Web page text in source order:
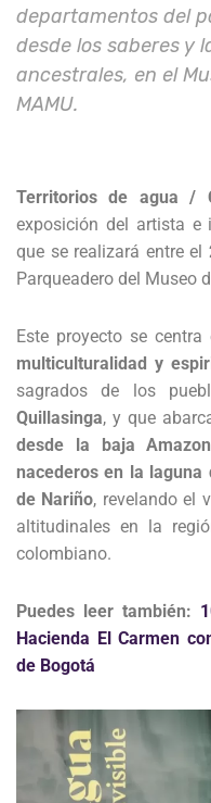
departamentos del
desde los saberes y
ancestrales, en el
MAMU.
Territorios de agua /
exposición del artista e
que se realizará entre el
Parqueadero del Museo
Este proyecto se
multiculturalidad y
sagrados de los
Quillasinga, y que
desde la baja
nacederos en la
de Nariño, revelando el
altitudinales en la
colombiano.
Puedes leer también:
Hacienda El Carmen
de Bogotá